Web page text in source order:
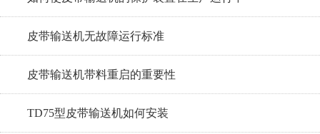
皮带输送机无故障运行标准
皮带输送机带料重启的重要性
TD75型皮带输送机如何安装